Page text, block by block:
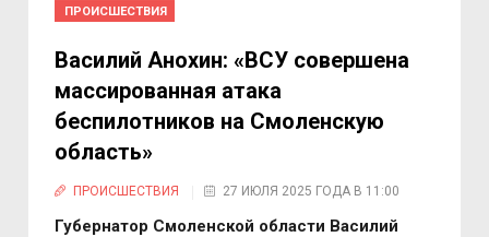
ПРОИСШЕСТВИЯ
Василий Анохин: «ВСУ совершена
массированная атака
беспилотников на Смоленскую
область»
ПРОИСШЕСТВИЯ 27 ИЮЛЯ 2025 ГОДА В 11:00
Губернатор Смоленской области Василий